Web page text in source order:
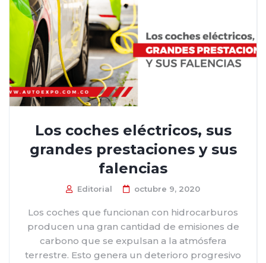
Los coches eléctricos, sus
grandes prestaciones y sus
falencias
Editorial octubre 9, 2020
Los coches que funcionan con hidrocarburos
producen una gran cantidad de emisiones de
carbono que se expulsan a la atmósfera
terrestre. Esto genera un deterioro progresivo